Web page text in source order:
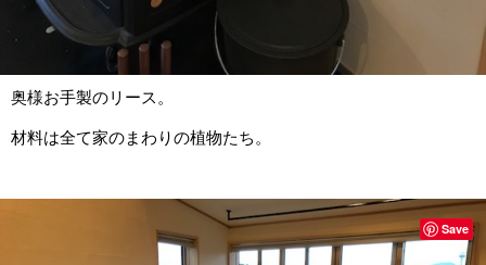
奥様お手製のリース。
材料は全て家のまわりの植物たち。
Save